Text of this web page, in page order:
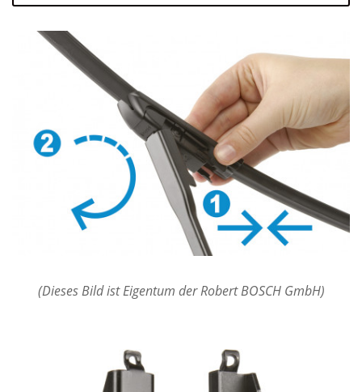
(Dieses Bild ist Eigentum der Robert BOSCH GmbH)